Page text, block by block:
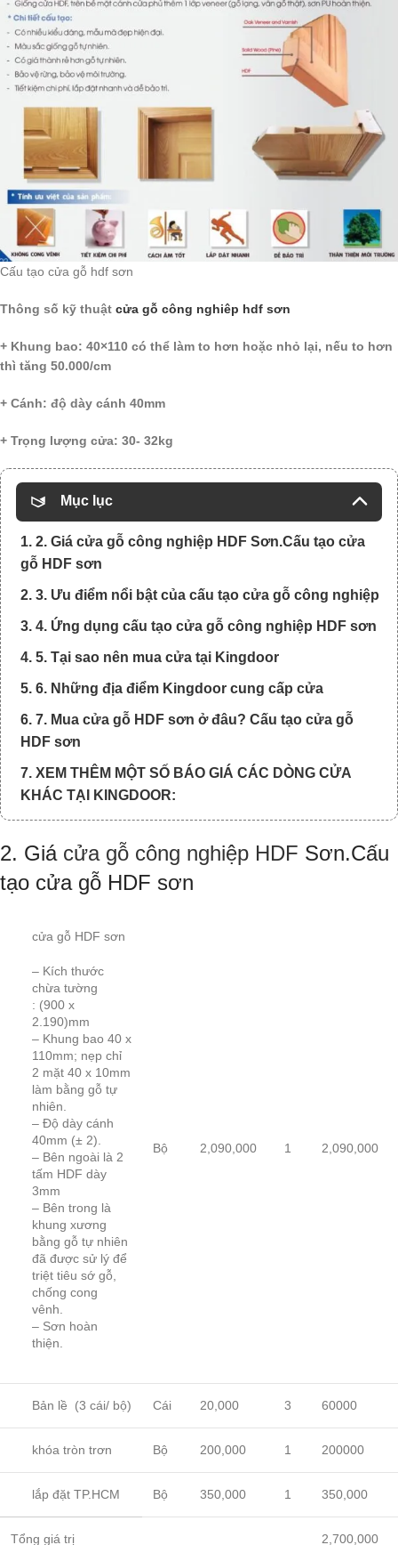
Cấu tạo cửa gỗ hdf sơn
Thông số kỹ thuật cửa gỗ công nghiêp hdf sơn
+ Khung bao: 40×110 có thể làm to hơn hoặc nhỏ lại, nếu to hơn
thì tăng 50.000/cm
+ Cánh: độ dày cánh 40mm
+ Trọng lượng cửa: 30- 32kg
Mục lục
1. 2. Giá cửa gỗ công nghiệp HDF Sơn.Cấu tạo cửa
gỗ HDF sơn
2. 3. Ưu điểm nổi bật của cấu tạo cửa gỗ công nghiệp
3. 4. Ứng dụng cấu tạo cửa gỗ công nghiệp HDF sơn
4. 5. Tại sao nên mua cửa tại Kingdoor
5. 6. Những địa điểm Kingdoor cung cấp cửa
6. 7. Mua cửa gỗ HDF sơn ở đâu? Cấu tạo cửa gỗ
HDF sơn
7. XEM THÊM MỘT SỐ BÁO GIÁ CÁC DÒNG CỬA
KHÁC TẠI KINGDOOR:
2. Giá cửa gỗ công nghiệp HDF Sơn.Cấu
tạo cửa gỗ HDF sơn
cửa gỗ HDF sơn
– Kích thước
chừa tường
: (900 x
2.190)mm
– Khung bao 40 x
110mm; nẹp chỉ
2 mặt 40 x 10mm
làm bằng gỗ tự
nhiên.
– Độ dày cánh
40mm (± 2).
– Bên ngoài là 2
tấm HDF dày
3mm
– Bên trong là
khung xương
bằng gỗ tự nhiên
đã được sử lý để
triệt tiêu sớ gỗ,
chống cong
vênh.
– Sơn hoàn
thiện.
Bộ 2,090,000 1 2,090,000
Bản lề (3 cái/ bộ) Cái 20,000 3 60000
khóa tròn trơn Bộ 200,000 1 200000
lắp đặt TP.HCM Bộ 350,000 1 350,000
Tổng giá trị 2,700,000